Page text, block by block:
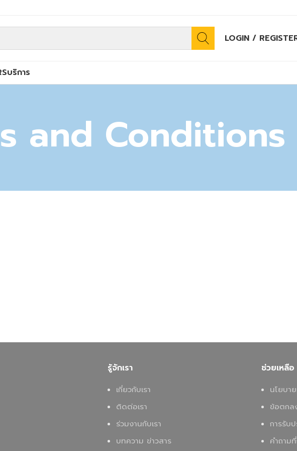
LOGIN /
บริการ
and Conditions
รู้จักเรา
เกี่ยวกับเรา
ติดต่อเรา
ร่วมงานกับเรา
บทความ ข่าวสาร
ช่วยเหลือ
นโยบา
ข้อตกล
การรับ
คำถาม